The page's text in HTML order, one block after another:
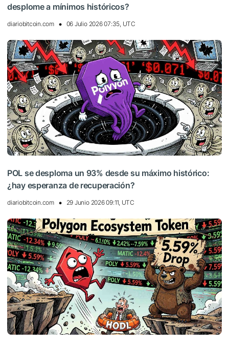
desplome a mínimos históricos?
diariobitcoin.com 06 Julio 2026 07:35, UTC
POL se desploma un 93% desde su máximo histórico:
¿hay esperanza de recuperación?
diariobitcoin.com 29 Junio 2026 09:11, UTC